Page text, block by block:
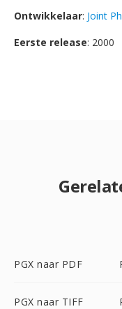
Ontwikkelaar: Joint
Eerste release: 2000
PGX naar PDF
PGX naar TIFF